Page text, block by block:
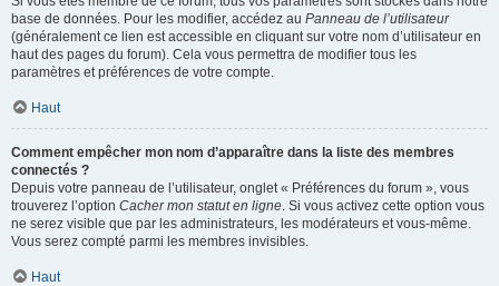
base de données. Pour les modifier, accédez au Panneau de l’utilisateur
(généralement ce lien est accessible en cliquant sur votre nom d’utilisateur en
haut des pages du forum). Cela vous permettra de modifier tous les
paramètres et préférences de votre compte.
Haut
Comment empêcher mon nom d’apparaître dans la liste des membres
connectés ?
Depuis votre panneau de l’utilisateur, onglet « Préférences du forum », vous
trouverez l’option Cacher mon statut en ligne. Si vous activez cette option vous
ne serez visible que par les administrateurs, les modérateurs et vous-même.
Vous serez compté parmi les membres invisibles.
Haut